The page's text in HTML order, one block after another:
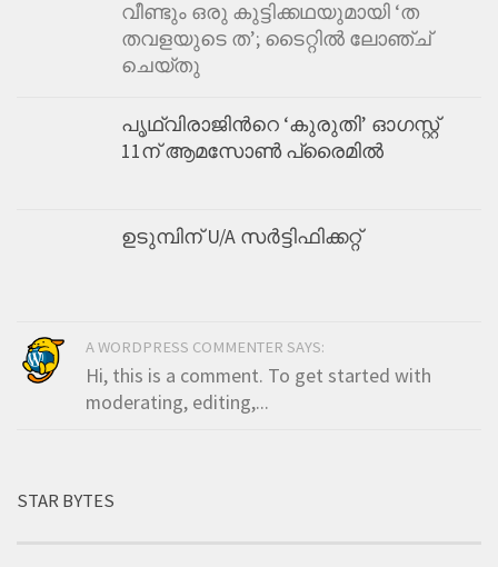
വീണ്ടും ഒരു കുട്ടിക്കഥയുമായി ‘ത
തവളയുടെ ത’; ടൈറ്റിൽ ലോഞ്ച്‌
ചെയ്തു
പൃഥ്വിരാജിന്‍റെ ‘കുരുതി’ ഓഗസ്റ്റ്
11ന് ആമസോണ്‍ പ്രൈമില്‍
ഉടുമ്പിന് U/A സർട്ടിഫിക്കറ്റ്
A WORDPRESS COMMENTER SAYS:
Hi, this is a comment. To get started with
moderating, editing,...
STAR BYTES